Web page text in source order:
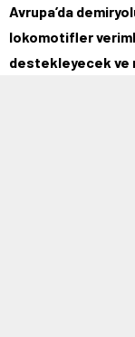
Avrupa’da
lokomotifler
destekleyecek ve